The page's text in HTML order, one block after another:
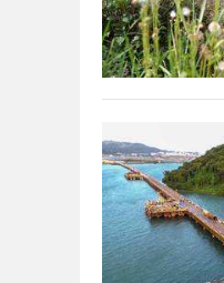
揭秘！专业充
究竟藏着哪些